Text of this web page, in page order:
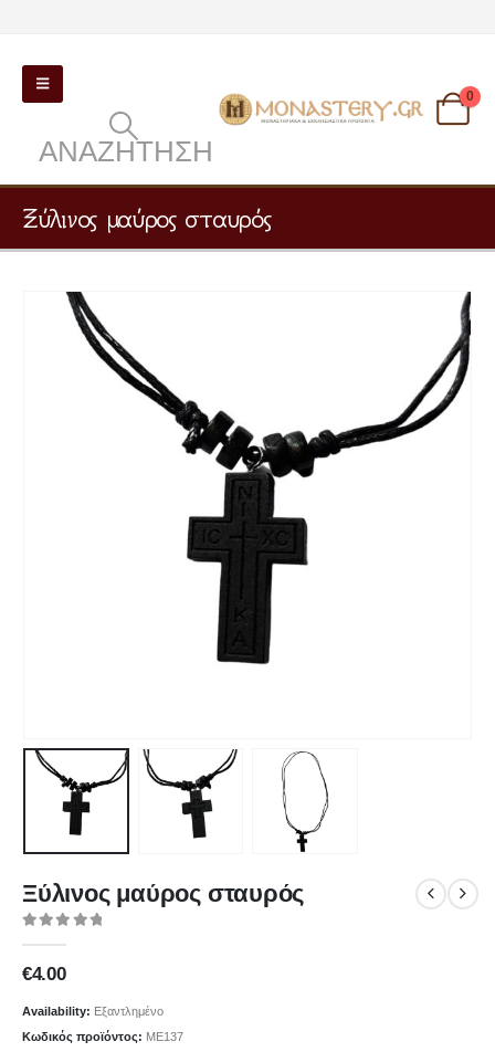
ΑΝΑΖΉΤΗΣΗ
0
Ξύλινος μαύρος σταυρός
Ξύλινος μαύρος σταυρός
€4.00
Availability: Εξαντλημένο
Κωδικός προϊόντος: ΜΕ137